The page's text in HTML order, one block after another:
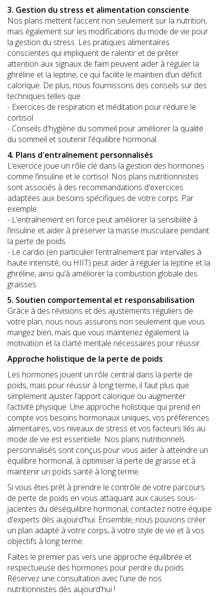
3. Gestion du stress et alimentation consciente
Nos plans mettent l’accent non seulement sur la nutrition,
mais également sur les modifications du mode de vie pour
la gestion du stress. Les pratiques alimentaires
conscientes qui impliquent de ralentir et de prêter
attention aux signaux de faim peuvent aider à réguler la
ghréline et la leptine, ce qui facilite le maintien d’un déficit
calorique. De plus, nous fournissons des conseils sur des
techniques telles que :
- Exercices de respiration et méditation pour réduire le
cortisol.
- Conseils d'hygiène du sommeil pour améliorer la qualité
du sommeil et soutenir l'équilibre hormonal.
4. Plans d'entraînement personnalisés
L’exercice joue un rôle clé dans la gestion des hormones
comme l’insuline et le cortisol. Nos plans nutritionnistes
sont associés à des recommandations d'exercices
adaptées aux besoins spécifiques de votre corps. Par
exemple:
- L’entraînement en force peut améliorer la sensibilité à
l’insuline et aider à préserver la masse musculaire pendant
la perte de poids.
- Le cardio (en particulier l’entraînement par intervalles à
haute intensité, ou HIIT) peut aider à réguler la leptine et la
ghréline, ainsi qu’à améliorer la combustion globale des
graisses.
5. Soutien comportemental et responsabilisation
Grâce à des révisions et des ajustements réguliers de
votre plan, nous nous assurons non seulement que vous
mangez bien, mais que vous maintenez également la
motivation et la clarté mentale nécessaires pour réussir.
Approche holistique de la perte de poids
Les hormones jouent un rôle central dans la perte de
poids, mais pour réussir à long terme, il faut plus que
simplement ajuster l’apport calorique ou augmenter
l’activité physique. Une approche holistique qui prend en
compte vos besoins hormonaux uniques, vos préférences
alimentaires, vos niveaux de stress et vos facteurs liés au
mode de vie est essentielle. Nos plans nutritionnels
personnalisés sont conçus pour vous aider à atteindre un
équilibre hormonal, à optimiser la perte de graisse et à
maintenir un poids santé à long terme.
Si vous êtes prêt à prendre le contrôle de votre parcours
de perte de poids en vous attaquant aux causes sous-
jacentes du déséquilibre hormonal, contactez notre équipe
d'experts dès aujourd'hui. Ensemble, nous pouvons créer
un plan adapté à votre corps, à votre style de vie et à vos
objectifs à long terme.
Faites le premier pas vers une approche équilibrée et
respectueuse des hormones pour perdre du poids.
Réservez une consultation avec l'une de nos
nutritionnistes dès aujourd'hui !